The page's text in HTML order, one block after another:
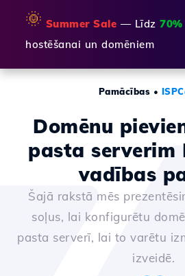
🌞 Summer Sale — Līdz
hostēšanai un domēniem
Pamācības •
Domēnu
pasta serverim
vadības
Šajā rakstā mēs
soļus, lai konfigurētu
pasta serverī, lai to varētu
izveidē.